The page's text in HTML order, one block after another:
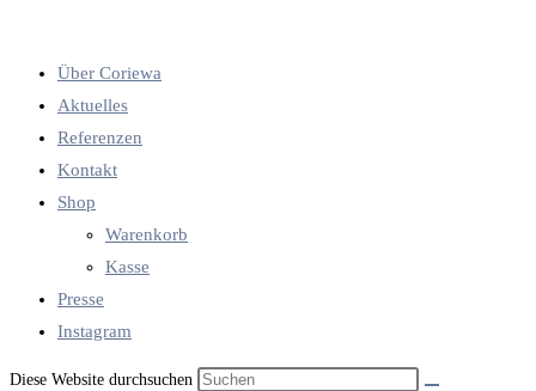
Über Coriewa
Aktuelles
Referenzen
Kontakt
Shop
Warenkorb
Kasse
Presse
Instagram
Diese Website durchsuchen